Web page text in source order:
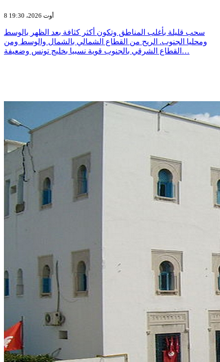
8 أوت 2026، 19:30
سحب قليلة بأغلب المناطق وتكون أكثر كثافة بعد الظهر بالوسط
ومحليا الجنوب. الريح من القطاع الشمالي بالشمال والوسط ومن
القطاع الشرقي بالجنوب قوية نسبيا بخليج تونس وضعيفة…